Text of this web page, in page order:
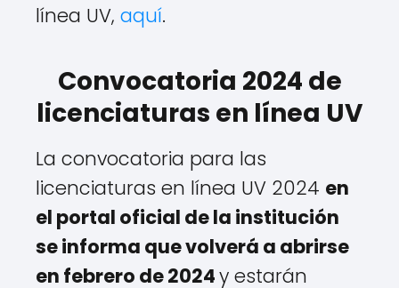
línea UV, aquí.
Convocatoria 2024 de
licenciaturas en línea UV
La convocatoria para las
licenciaturas en línea UV 2024 en
el portal oficial de la institución
se informa que volverá a abrirse
en febrero de 2024y estarán